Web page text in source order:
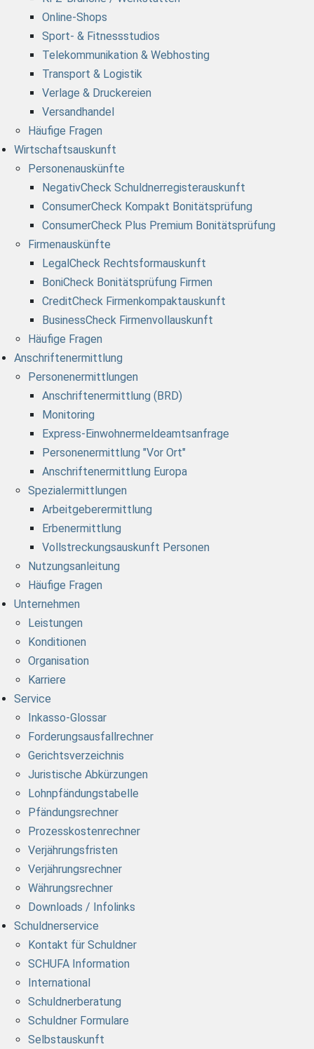
Online-Shops
Sport- & Fitnessstudios
Telekommunikation & Webhosting
Transport & Logistik
Verlage & Druckereien
Versandhandel
Häufige Fragen
Wirtschaftsauskunft
Personenauskünfte
NegativCheck Schuldnerregisterauskunft
ConsumerCheck Kompakt Bonitätsprüfung
ConsumerCheck Plus Premium Bonitätsprüfung
Firmenauskünfte
LegalCheck Rechtsformauskunft
BoniCheck Bonitätsprüfung Firmen
CreditCheck Firmenkompaktauskunft
BusinessCheck Firmenvollauskunft
Häufige Fragen
Anschriftenermittlung
Personenermittlungen
Anschriftenermittlung (BRD)
Monitoring
Express-Einwohnermeldeamtsanfrage
Personenermittlung "Vor Ort"
Anschriftenermittlung Europa
Spezialermittlungen
Arbeitgeberermittlung
Erbenermittlung
Vollstreckungsauskunft Personen
Nutzungsanleitung
Häufige Fragen
Unternehmen
Leistungen
Konditionen
Organisation
Karriere
Service
Inkasso-Glossar
Forderungsausfallrechner
Gerichtsverzeichnis
Juristische Abkürzungen
Lohnpfändungstabelle
Pfändungsrechner
Prozesskostenrechner
Verjährungsfristen
Verjährungsrechner
Währungsrechner
Downloads / Infolinks
Schuldnerservice
Kontakt für Schuldner
SCHUFA Information
International
Schuldnerberatung
Schuldner Formulare
Selbstauskunft